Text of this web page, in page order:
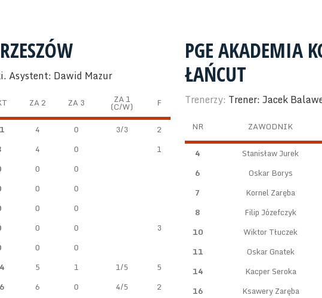
Asystent: Dawid Mazur
ZA 2 ZA 3 ZA 1
(C/W) F
4 0 3/3
2
4 0
1
0
0
0
0
0
0
0 0
3
0
0
5 1 1/5
5
6 0 4/5
2
PGE AKADEMIA
ŁAŃCUT
Trenerzy: Trener: Jacek
NR ZAWODNIK
4 Stanisław Jurek
6
Oskar Borys
7
Kornel Zaręba
8
Filip Józefczyk
10
Wiktor Tłuczek
11
Oskar Gnatek
14
Kacper Seroka
16
Ksawery Zaręba